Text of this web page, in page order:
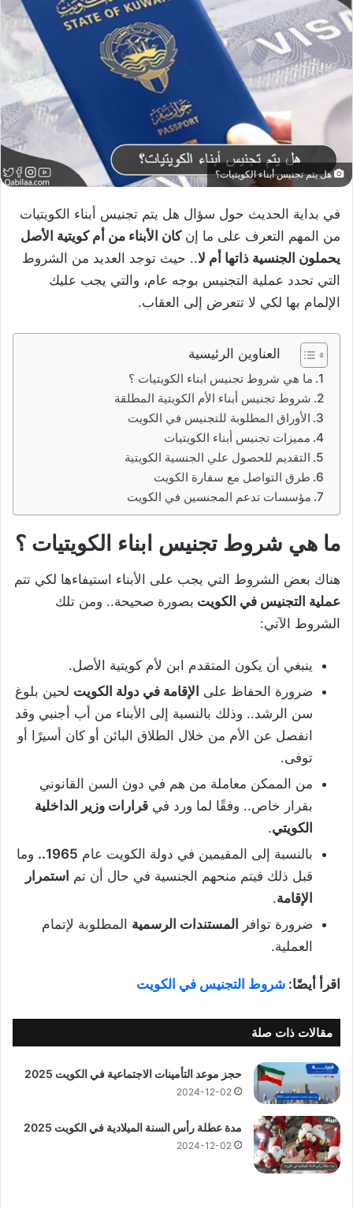
هل يتم تجنيس أبناء الكويتيات؟
في بداية الحديث حول سؤال هل يتم تجنيس أبناء الكويتيات
من المهم التعرف على ما إنكان الأبناء من أم كويتية الأصل
يحملون الجنسية ذاتها أم لا.. حيث توجد العديد من الشروط
التي تحدد عملية التجنيس بوجه عام، والتي يجب عليك
الإلمام بها لكي لا تتعرض إلى العقاب.
العناوين الرئيسية
ما هي شروط تجنيس ابناء الكويتيات ؟
شروط تجنيس أبناء الأم الكويتية المطلقة
الأوراق المطلوبة للتجنيس في الكويت
مميزات تجنيس أبناء الكويتيات
التقديم للحصول علي الجنسية الكويتية
طرق التواصل مع سفارة الكويت
مؤسسات تدعم المجنسين في الكويت
ما هي شروط تجنيس ابناء الكويتيات ؟
هناك بعض الشروط التي يجب على الأبناء استيفاءها لكي تتم
عملية التجنيس في الكويت بصورة صحيحة.. ومن تلك
الشروط الآتي:
ينبغي أن يكون المتقدم ابن لأم كويتية الأصل.
ضرورة الحفاظ على الإقامة في دولة الكويت لحين بلوغ
سن الرشد.. وذلك بالنسبة إلى الأبناء من أب أجنبي وقد
انفصل عن الأم من خلال الطلاق البائن أو كان أسيرًا أو
توفى.
من الممكن معاملة من هم في دون السن القانوني
بقرار خاص.. وفقًا لما ورد في قرارات وزير الداخلية
الكويتي.
بالنسبة إلى المقيمين في دولة الكويت عام 1965..
وما
قبل ذلك فيتم منحهم الجنسية في حال أن تم استمرار
الإقامة.
ضرورة توافر
المستندات الرسمية المطلوبة لإتمام
العملية.
اقرأ أيضًا: شروط التجنيس في الكويت
مقالات ذات صلة
حجز موعد التأمينات الاجتماعية في الكويت 2025
2024-12-02
مدة عطلة رأس السنة الميلادية في الكويت 2025
2024-12-02